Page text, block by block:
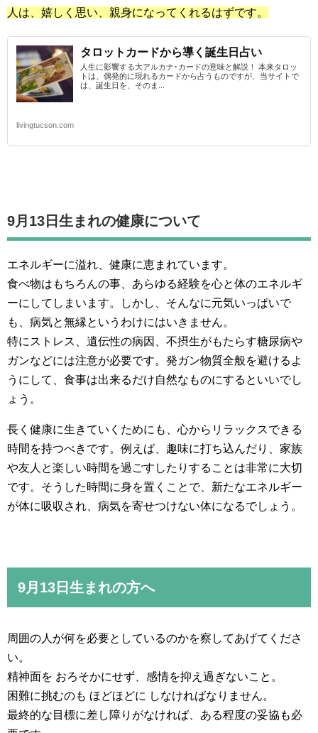
人は、嬉しく思い、親身になってくれるはずです。
タロットカードから導く誕生日占い
人生に影響する大アルカナ･カードの意味と解説！ 本来タロッ
トは、偶発的に現れるカードから占うものですが、当サイトで
は、誕生日を、そのま...
livingtucson.com
9月13日生まれの健康について
エネルギーに溢れ、健康に恵まれています。
食べ物はもちろんの事、あらゆる経験を心と体のエネルギ
ーにしてしまいます。しかし、そんなに元気いっぱいで
も、病気と無縁というわけにはいきません。
特にストレス、遺伝性の病因、不摂生がもたらす糖尿病や
ガンなどには注意が必要です。発ガン物質全般を避けるよ
うにして、食事は出来るだけ自然なものにするといいでし
ょう。
長く健康に生きていくためにも、心からリラックスできる
時間を持つべきです。例えば、趣味に打ち込んだり、家族
や友人と楽しい時間を過ごすしたりすることは非常に大切
です。そうした時間に身を置くことで、新たなエネルギー
が体に吸収され、病気を寄せつけない体になるでしょう。
9月13日生まれの方へ
周囲の人が何を必要としているのかを察してあげてくださ
い。
精神面を おろそかにせず、感情を抑え過ぎないこと。
困難に挑むのも ほどほどに しなければなりません。
最終的な目標に差し障りがなければ、ある程度の妥協も必